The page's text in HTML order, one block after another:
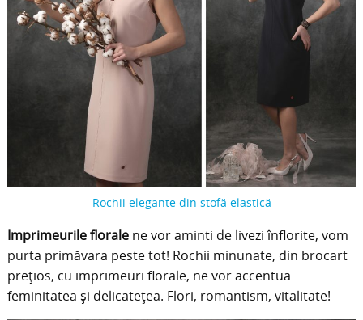
Rochii elegante din stofă elastică
Imprimeurile floralene vor aminti de livezi înflorite, vom
purta primăvara peste tot! Rochii minunate, din brocart
prețios, cu imprimeuri florale, ne vor accentua
feminitatea și delicatețea. Flori, romantism, vitalitate!